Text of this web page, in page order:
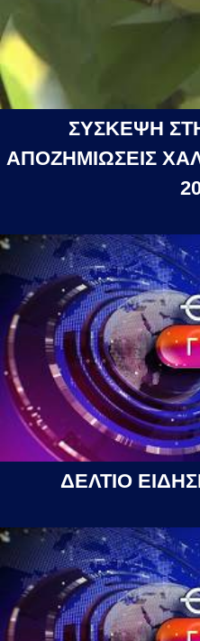
ΣΥΣΚΕΨΗ
ΑΠΟΖΗΜΙΩΣΕΙΣ
ΔΕΛΤΙΟ